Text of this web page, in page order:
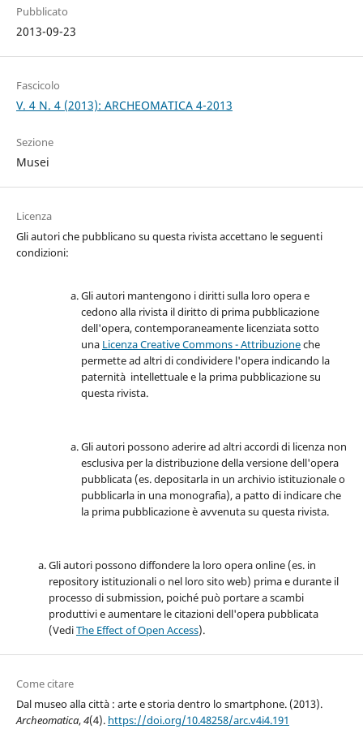
Pubblicato
2013-09-23
Fascicolo
V. 4 N. 4 (2013): ARCHEOMATICA 4-2013
Sezione
Musei
Licenza
Gli autori che pubblicano su questa rivista accettano le seguenti
condizioni:
Gli autori mantengono i diritti sulla loro opera e
cedono alla rivista il diritto di prima pubblicazione
dell'opera, contemporaneamente licenziata sotto
una Licenza Creative Commons - Attribuzioneche
permette ad altri di condividere l'opera indicando la
paternità intellettuale e la prima pubblicazione su
questa rivista.
Gli autori possono aderire ad altri accordi di licenza non
esclusiva per la distribuzione della versione dell'opera
pubblicata (es. depositarla in un archivio istituzionale o
pubblicarla in una monografia), a patto di indicare che
la prima pubblicazione è avvenuta su questa rivista.
Gli autori possono diffondere la loro opera online (es. in
repository istituzionali o nel loro sito web) prima e durante il
processo di submission, poiché può portare a scambi
produttivi e aumentare le citazioni dell'opera pubblicata
(VediThe Effect of Open Access).
Come citare
Dal museo alla città : arte e storia dentro lo smartphone. (2013).
Archeomatica,4(4). https://doi.org/10.48258/arc.v4i4.191